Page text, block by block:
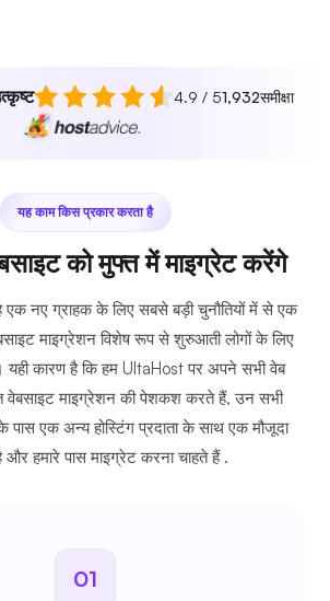
4.9 / 51,932समीक्षा
यह काम किस प्रकार करता है
को मुफ्त में माइग्रेट करेंगे
एक नए ग्राहक के लिए सबसे बड़ी चुनौतियों में से एक
माइग्रेशन विशेष रूप से शुरुआती लोगों के लिए
यही कारण है कि हम UltaHost पर अपने सभी वेब
वेबसाइट माइग्रेशन की पेशकश करते हैं, उन सभी
पास एक अन्य होस्टिंग प्रदाता के साथ एक मौजूदा
और हमारे पास माइग्रेट करना चाहते हैं .
01